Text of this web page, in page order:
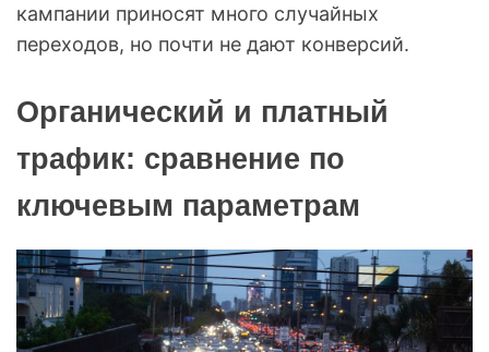
кампании приносят много случайных
переходов, но почти не дают конверсий.
Органический и платный
трафик: сравнение по
ключевым параметрам